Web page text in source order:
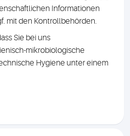
Informationen
mit den Kontrollbehörden.
Sie bei uns
mikrobiologische
Hygiene unter einem